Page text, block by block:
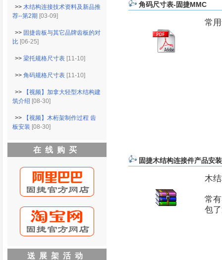
角码尺寸表-固捷MMC
常
固捷木结构连接件产品安
木
常
包
>> 木结构连接技术资料及新品推
荐--第2期 [03-09]
>> 固捷齿板与其它品牌齿板的对
比 [06-25]
>> 梁托规格尺寸表 [11-10]
>> 角码规格尺寸表 [11-10]
>>
【视频】加拿大轻型木结构建
筑介绍 [08-30]
>>
【视频】木桁架制作过程 齿
板安装 [08-30]
在线购买
送展架活动